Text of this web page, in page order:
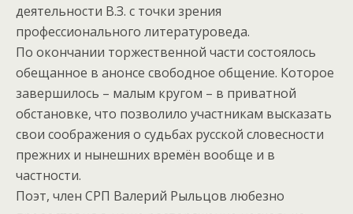
деятельности В.З. с точки зрения
профессионального литературоведа.
По окончании торжественной части состоялось
обещанное в анонсе свободное общение. Которое
завершилось – малым кругом – в приватной
обстановке, что позволило участникам высказать
свои соображения о судьбах русской словесности
прежних и нынешних времён вообще и в
частности.
Поэт, член СРП Валерий Рыльцов любезно